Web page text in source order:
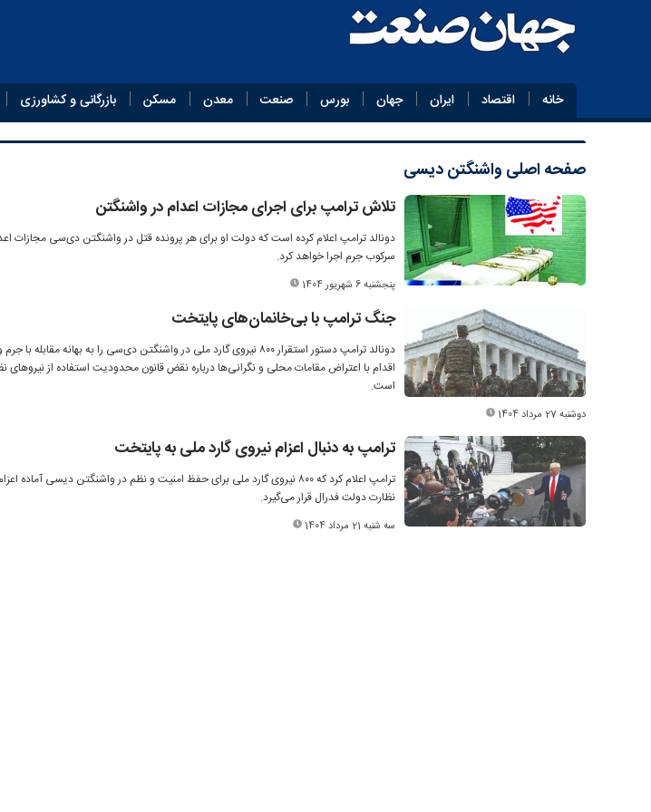
خانه اقتصاد ایران جهان بورس صنعت معدن مسکن بازرگانی و کشاورزی
صفحه اصلی واشنگتن دیسی
تلاش ترامپ برای اجرای مجازات اعدام در واشنگتن
دونالد ترامپ اعلام کرده است که دولت او برای هر پرونده قتل در واشنگتن دی‌سی مجازات
سرکوب جرم اجرا خواهد کرد.
پنجشنبه 6 شهریور 1404
جنگ ترامپ با بی‌خانمان‌های پایتخت
دونالد ترامپ دستور استقرار ۸۰۰ نیروی گارد ملی در واشنگتن دی‌سی را به بهانه
اقدام با اعتراض مقامات محلی و نگرانی‌ها درباره نقض قانون محدودیت استفاده از نیروهای
است.
دوشنبه 27 مرداد 1404
ترامپ به دنبال اعزام نیروی گارد ملی به پایتخت
ترامپ اعلام کرد که ۸۰۰ نیروی گارد ملی برای حفظ امنیت و نظم در واشنگتن دیسی
نظارت دولت فدرال قرار می‌گیرد.
سه شنبه 21 مرداد 1404